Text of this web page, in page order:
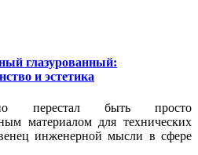
глазурованный:
и эстетика
перестал быть просто
материалом для технических
инженерной мысли в сфере